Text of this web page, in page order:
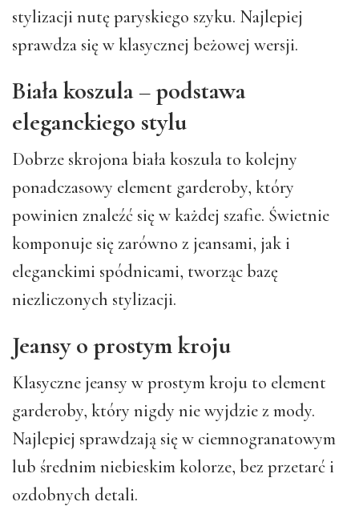
stylizacji nutę paryskiego szyku. Najlepiej
sprawdza się w klasycznej beżowej wersji.
Biała koszula – podstawa
eleganckiego stylu
Dobrze skrojona biała koszula to kolejny
ponadczasowy element garderoby, który
powinien znaleźć się w każdej szafie. Świetnie
komponuje się zarówno z jeansami, jak i
eleganckimi spódnicami, tworząc bazę
niezliczonych stylizacji.
Jeansy o prostym kroju
Klasyczne jeansy w prostym kroju to element
garderoby, który nigdy nie wyjdzie z mody.
Najlepiej sprawdzają się w ciemnogranatowym
lub średnim niebieskim kolorze, bez przetarć i
ozdobnych detali.